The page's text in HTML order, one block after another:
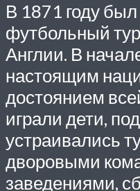
В 1871 году
футбольный
Англии. В
настоящим
достоянием
играли дети,
устраивались
дворовыми
заведениями,